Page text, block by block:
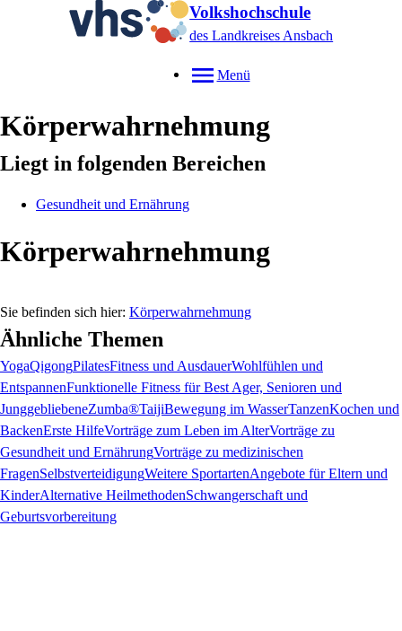
Volkshochschule
des Landkreises Ansbach
Menü
Körperwahrnehmung
Liegt in folgenden Bereichen
Gesundheit und Ernährung
Körperwahrnehmung
Körperwahrnehmung
Ähnliche Themen
YogaQigongPilatesFitness und AusdauerWohlfühlen und
EntspannenFunktionelle Fitness für Best Ager, Senioren und
JunggebliebeneZumba®TaijiBewegung im WasserTanzenKochen und
BackenErste HilfeVorträge zum Leben im AlterVorträge zu
Gesundheit und ErnährungVorträge zu medizinischen
FragenSelbstverteidigungWeitere SportartenAngebote für Eltern und
KinderAlternative HeilmethodenSchwangerschaft und
Geburtsvorbereitung